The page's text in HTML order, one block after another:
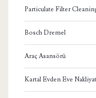
Particulate Filter
Bosch Dremel
Araç Asansörü
Kartal Evden Eve Nakliyat